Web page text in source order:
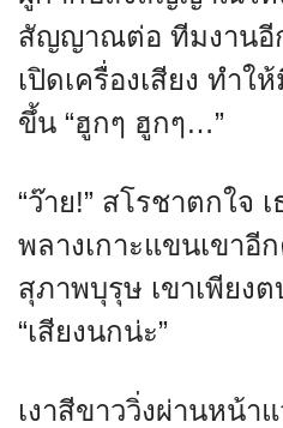
สัญญาณต่อ ทีมงานอี
เปิดเครื่องเสียง ทำใ
ขึ้น “ฮูกๆ ฮูกๆ…”
“ว๊าย!” สโรชาตกใจ
พลางเกาะแขนเขาอี
สุภาพบุรุษ เขาเพียงต
“เสียงนกน่ะ”
เงาสีขาววิ่งผ่านหน้า